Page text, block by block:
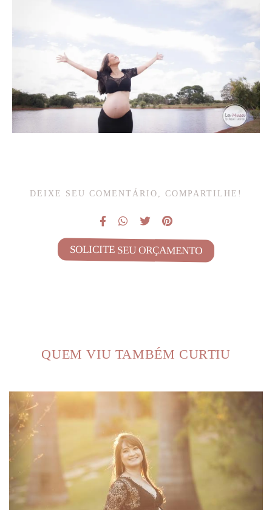
DEIXE SEU COMENTÁRIO, COMPARTILHE!
SOLICITE SEU ORÇAMENTO
QUEM VIU TAMBÉM CURTIU